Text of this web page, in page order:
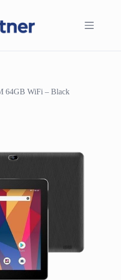
64GB WiFi – Black